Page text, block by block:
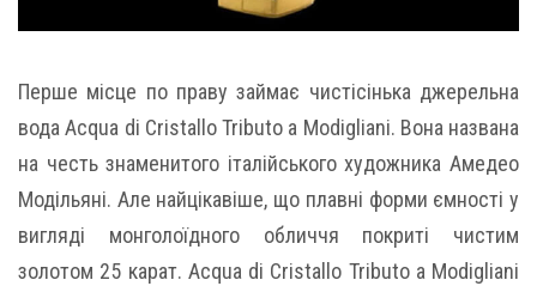
Перше місце по праву займає чистісінька джерельна
вода Acqua di Cristallo Tributo a Modigliani. Вона названа
на честь знаменитого італійського художника Амедео
Модільяні. Але найцікавіше, що плавні форми ємності у
вигляді монголоїдного обличчя покриті чистим
золотом 25 карат. Acqua di Cristallo Tributo a Modigliani